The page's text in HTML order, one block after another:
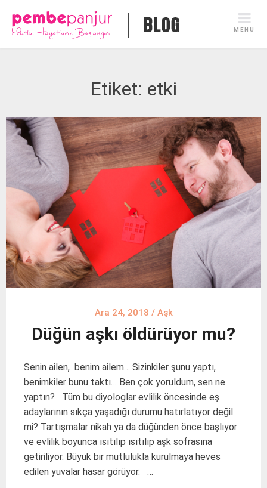
content
MENU
Etiket: etki
Ara 24, 2018 / Aşk
Düğün aşkı öldürüyor mu?
Senin ailen, benim ailem… Sizinkiler şunu yaptı,
benimkiler bunu taktı… Ben çok yoruldum, sen ne
yaptın? Tüm bu diyologlar evlilik öncesinde eş
adaylarının sıkça yaşadığı durumu hatırlatıyor değil
mi? Tartışmalar nikah ya da düğünden önce başlıyor
ve evlilik boyunca ısıtılıp ısıtılıp aşk sofrasına
getiriliyor. Büyük bir mutlulukla kurulmaya heves
edilen yuvalar hasar görüyor. …